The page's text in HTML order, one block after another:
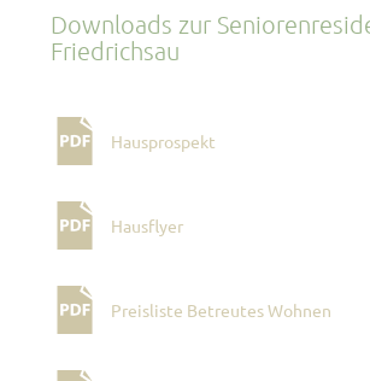
Downloads zur
Friedrichsau
Hausprospekt
Hausflyer
Preisliste Betreutes Wohnen